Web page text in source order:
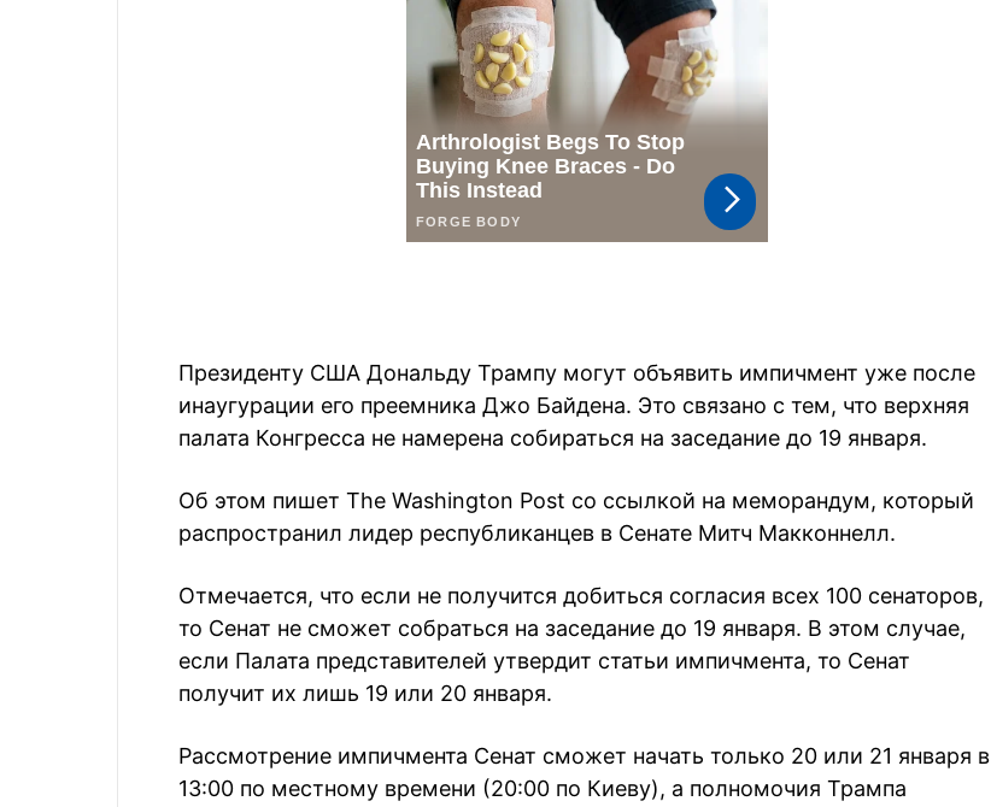
Президенту США Дональду Трампу могут объявить импичмент уже после
инаугурации его преемника Джо Байдена. Это связано с тем, что верхняя
палата Конгресса не намерена собираться на заседание до 19 января.
Об этом пишет The Washington Post со ссылкой на меморандум, который
распространил лидер республиканцев в Сенате Митч Макконнелл.
Отмечается, что если не получится добиться согласия всех 100 сенаторов,
то Сенат не сможет собраться на заседание до 19 января. В этом случае,
если Палата представителей утвердит статьи импичмента, то Сенат
получит их лишь 19 или 20 января.
Рассмотрение импичмента Сенат сможет начать только 20 или 21 января в
13:00 по местному времени (20:00 по Киеву), а полномочия Трампа